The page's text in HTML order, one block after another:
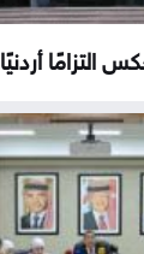
التزامًا